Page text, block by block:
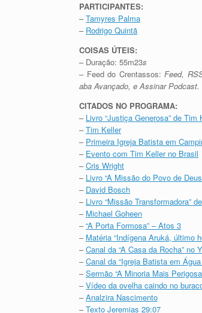
PARTICIPANTES:
–Tamyres Palma
– Rodrigo Quintã
COISAS ÚTEIS:
– Duração: 55m23s
– Feed do Crentassos:Feed,
aba Avançado, e Assinar
CITADOS NO PROGRAMA:
– Livro “Justiça Generosa” de Tim
–Tim Keller
– Primeira Igreja Batista em
– Evento com Tim Keller no Brasil
–Cris Wright
– Livro “A Missão do Povo de
– David Bosch
– Livro “Missão Transformadora”
– Michael Goheen
–“A Porta Formosa” – Atos 3
– Matéria “Indígena Aruká, último
–Canal da “A Casa da Rocha” no
–Canal da “Igreja Batista em
–Sermão “A Minoria Mais
–Vídeo da ovelha caindo no
–Analzira Nascimento
–Texto Jeremias 29:07